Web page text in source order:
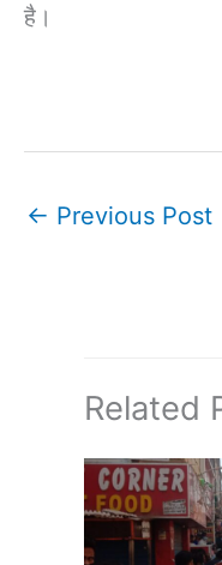
है।
← Previous Post
Related